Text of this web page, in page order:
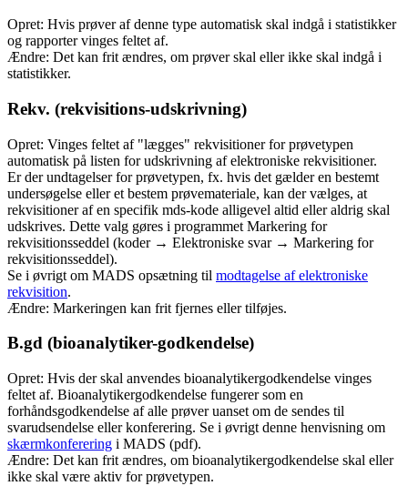
Opret: Hvis prøver af denne type automatisk skal indgå i statistikker
og rapporter vinges feltet af.
Ændre: Det kan frit ændres, om prøver skal eller ikke skal indgå i
statistikker.
Rekv. (rekvisitions-udskrivning)
Opret: Vinges feltet af "lægges" rekvisitioner for prøvetypen
automatisk på listen for udskrivning af elektroniske rekvisitioner.
Er der undtagelser for prøvetypen, fx. hvis det gælder en bestemt
undersøgelse eller et bestem prøvemateriale, kan der vælges, at
rekvisitioner af en specifik mds-kode alligevel altid eller aldrig skal
udskrives. Dette valg gøres i programmet Markering for
rekvisitionsseddel (koder → Elektroniske svar → Markering for
rekvisitionsseddel).
Se i øvrigt om MADS opsætning til modtagelse af elektroniske
rekvisition.
Ændre: Markeringen kan frit fjernes eller tilføjes.
B.gd (bioanalytiker-godkendelse)
Opret: Hvis der skal anvendes bioanalytikergodkendelse vinges
feltet af. Bioanalytikergodkendelse fungerer som en
forhåndsgodkendelse af alle prøver uanset om de sendes til
svarudsendelse eller konferering. Se i øvrigt denne henvisning om
skærmkonferering i MADS (pdf).
Ændre: Det kan frit ændres, om bioanalytikergodkendelse skal eller
ikke skal være aktiv for prøvetypen.